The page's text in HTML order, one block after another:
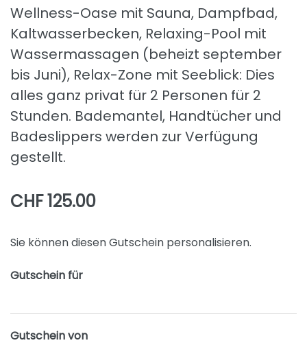
Wellness-Oase mit Sauna, Dampfbad,
Kaltwasserbecken, Relaxing-Pool mit
Wassermassagen (beheizt september
bis Juni), Relax-Zone mit Seeblick: Dies
alles ganz privat für 2 Personen für 2
Stunden. Bademantel, Handtücher und
Badeslippers werden zur Verfügung
gestellt.
CHF 125.00
Sie können diesen Gutschein personalisieren.
Gutschein für
Gutschein von